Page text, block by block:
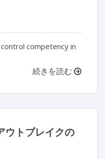
competency in
続きを読む
ウトブレイクの